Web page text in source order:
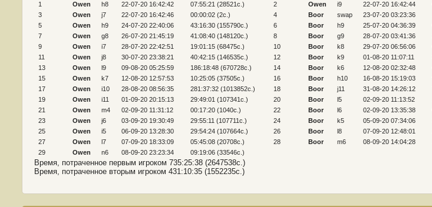
1
Owen h8 22-07-20 16:42:42 07:55:21 (28521c.) 2 Owen i9 22-07-20 16:42:44
3
Owen j7 22-07-20 16:42:46 00:00:02 (2c.) 4 Boor swap 23-07-20 03:23:36
5
Owen h9 24-07-20 22:40:06 43:16:30 (155790c.) 6 Boor h9 25-07-20 04:36:39
7
Owen g8 26-07-20 21:45:19 41:08:40 (148120c.) 8 Boor g9 28-07-20 03:41:36
9
Owen i7 28-07-20 22:42:51 19:01:15 (68475c.) 10 Boor k8 29-07-20 06:56:06
11
Owen j8 30-07-20 23:38:21 40:42:15 (146535c.) 12 Boor k9 01-08-20 11:07:11
13
Owen l9 09-08-20 05:25:59 186:18:48 (670728c.) 14 Boor k6 12-08-20 02:32:48
15
Owen k7 12-08-20 12:57:53 10:25:05 (37505c.) 16 Boor h10 16-08-20 15:19:03
17
Owen i10 28-08-20 08:56:35 281:37:32 (1013852c.) 18 Boor j11 31-08-20 14:26:12
19
Owen i11 01-09-20 20:15:13 29:49:01 (107341c.) 20 Boor l5 02-09-20 11:13:52
21
Owen m4 02-09-20 11:31:12 00:17:20 (1040c.) 22 Boor l6 02-09-20 13:35:38
23
Owen j6 03-09-20 19:30:49 29:55:11 (107711c.) 24 Boor k5 05-09-20 07:34:06
25
Owen i5 06-09-20 13:28:30 29:54:24 (107664c.) 26 Boor l8 07-09-20 12:48:01
27
Owen l7 07-09-20 18:33:09 05:45:08 (20708c.) 28 Boor m6 08-09-20 14:04:28
29
Owen n6 08-09-20 23:23:34 09:19:06 (33546c.)
Время, потраченное первым игроком 735:25:38 (2647538c.)
Время, потраченное вторым игроком 431:10:35 (1552235c.)